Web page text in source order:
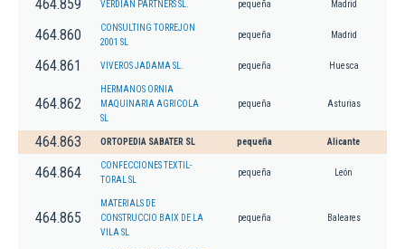
464.859 VERDIAN PARTNERS SL. pequeña Madrid
464.860
CONSULTING TORREJON
2001 SL
pequeña Madrid
464.861 VIVEROS JADAMA SL. pequeña Huesca
464.862
HERMANOS ORNIA
MAQUINARIA AGRICOLA
SL
pequeña Asturias
464.863 ORTOPEDIA SABATER SL pequeña Alicante
464.864
CONFECCIONES TEXTIL-
TORAL SL
pequeña León
464.865
MATERIALS DE
CONSTRUCCIO BAIX DE LA
VILA SL
pequeña Baleares